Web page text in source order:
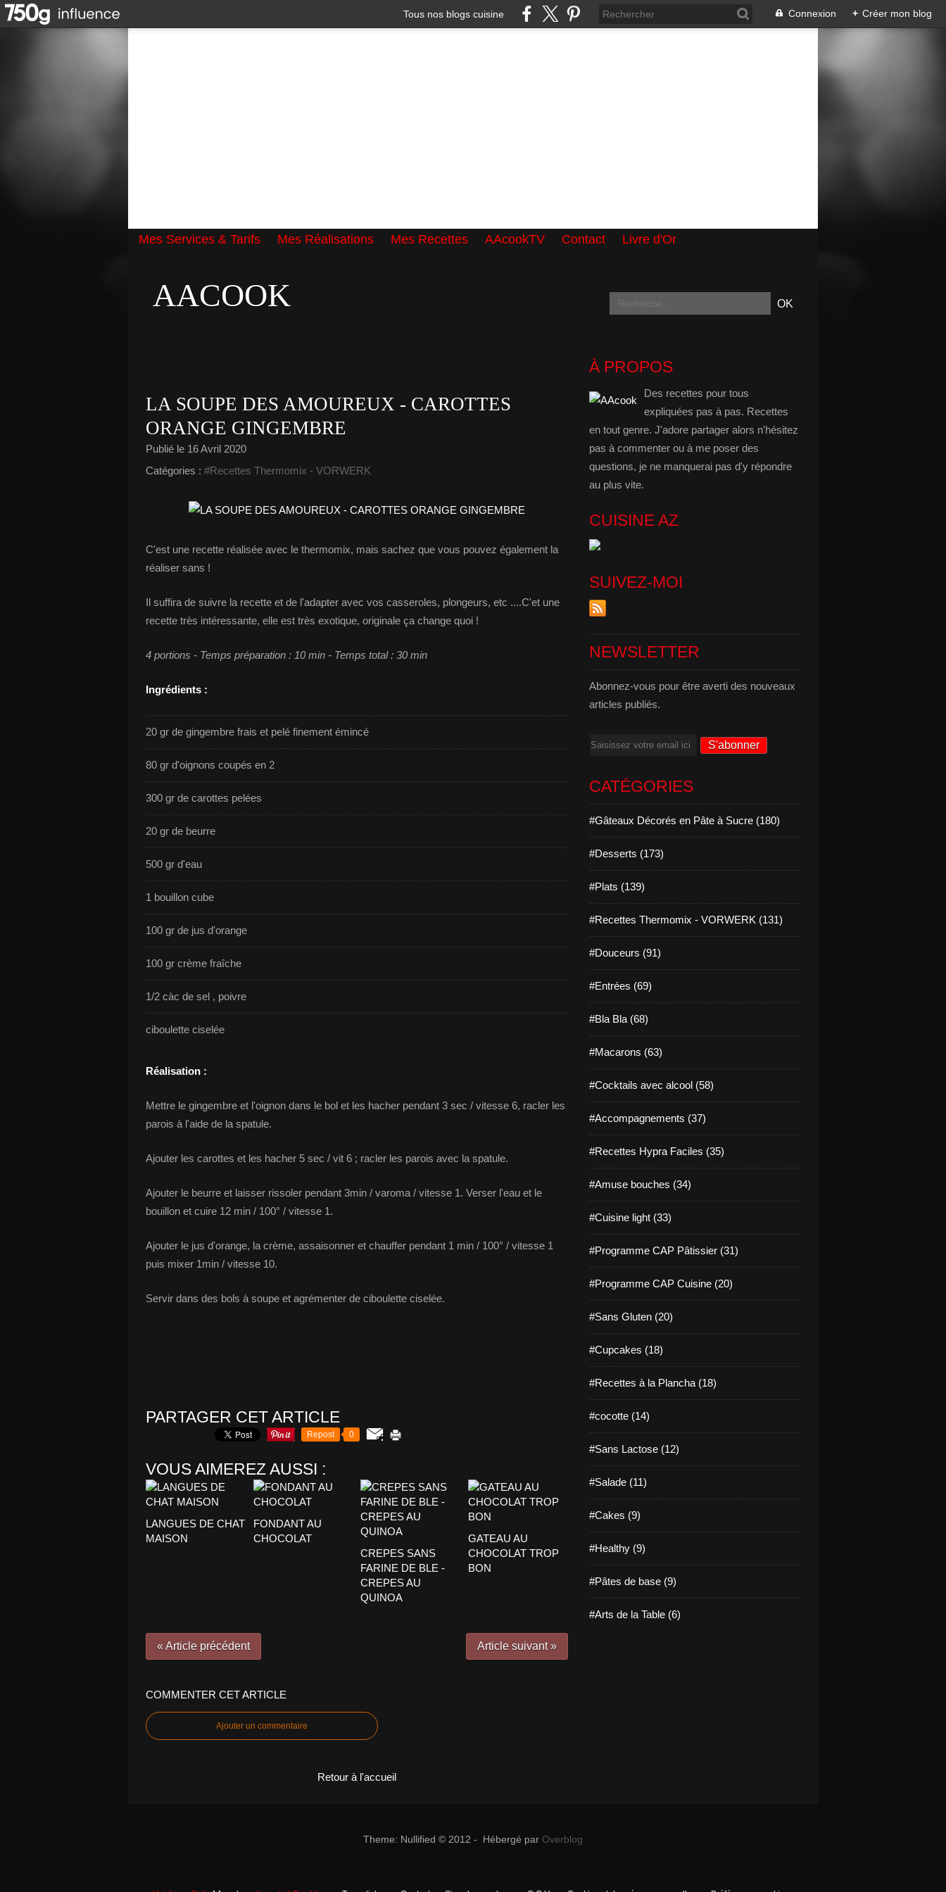
Tous nos blogs cuisine Connexion + Créer mon blog
Mes Services & Tarifs Mes Réalisations Mes Recettes AAcookTV Contact
Livre d'Or
AACOOK
LA SOUPE DES AMOUREUX - CAROTTES
ORANGE GINGEMBRE
Publié le 16 Avril 2020
Catégories : #Recettes Thermomix - VORWERK
C'est une recette réalisée avec le thermomix, mais sachez que vous pouvez également la
réaliser sans !
Il suffira de suivre la recette et de l'adapter avec vos casseroles, plongeurs, etc ....C'et une
recette très intéressante, elle est très exotique, originale ça change quoi !
4 portions - Temps préparation : 10 min - Temps total : 30 min
Ingrédients :
20 gr de gingembre frais et pelé finement émincé
80 gr d'oignons coupés en 2
300 gr de carottes pelées
20 gr de beurre
500 gr d'eau
1 bouillon cube
100 gr de jus d'orange
100 gr crème fraîche
1/2 càc de sel , poivre
ciboulette ciselée
Réalisation :
Mettre le gingembre et l'oignon dans le bol et les hacher pendant 3 sec / vitesse 6, racler les
parois à l'aide de la spatule.
Ajouter les carottes et les hacher 5 sec / vit 6 ; racler les parois avec la spatule.
Ajouter le beurre et laisser rissoler pendant 3min / varoma / vitesse 1. Verser l'eau et le
bouillon et cuire 12 min / 100° / vitesse 1.
Ajouter le jus d'orange, la crème, assaisonner et chauffer pendant 1 min / 100° / vitesse 1
puis mixer 1min / vitesse 10.
Servir dans des bols à soupe et agrémenter de ciboulette ciselée.
PARTAGER CET ARTICLE
Repost 0
VOUS AIMEREZ AUSSI :
LANGUES DE CHAT
MAISON
FONDANT AU
CHOCOLAT
CREPES SANS
FARINE DE BLE -
CREPES AU
QUINOA
GATEAU AU
CHOCOLAT TROP
BON
« Article précédent Article suivant »
COMMENTER CET ARTICLE
Ajouter un commentaire
Retour à l'accueil
À PROPOS
Des recettes pour tous
expliquées pas à pas. Recettes
en tout genre. J'adore partager alors n'hésitez
pas à commenter ou à me poser des
questions, je ne manquerai pas d'y répondre
au plus vite.
CUISINE AZ
SUIVEZ-MOI
NEWSLETTER
Abonnez-vous pour être averti des nouveaux
articles publiés.
Email
CATÉGORIES
#Gâteaux Décorés en Pâte à Sucre (180)
#Desserts (173)
#Plats (139)
#Recettes Thermomix - VORWERK (131)
#Douceurs (91)
#Entrées (69)
#Bla Bla (68)
#Macarons (63)
#Cocktails avec alcool (58)
#Accompagnements (37)
#Recettes Hypra Faciles (35)
#Amuse bouches (34)
#Cuisine light (33)
#Programme CAP Pâtissier (31)
#Programme CAP Cuisine (20)
#Sans Gluten (20)
#Cupcakes (18)
#Recettes à la Plancha (18)
#cocotte (14)
#Sans Lactose (12)
#Salade (11)
#Cakes (9)
#Healthy (9)
#Pâtes de base (9)
#Arts de la Table (6)
Theme: Nullified © 2012 - Hébergé par Overblog